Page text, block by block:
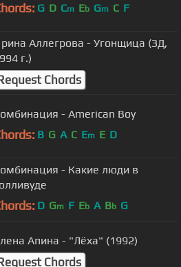
G D Cm Eb Gm C F
Аллегрова - Угонщица (ЗД,
г.)
Chords
- American Boy
B G A C Em E D
- Какие люди в
D Gm F Eb A Bb G
Алена Апина - "Лёха" (1992)
Chords